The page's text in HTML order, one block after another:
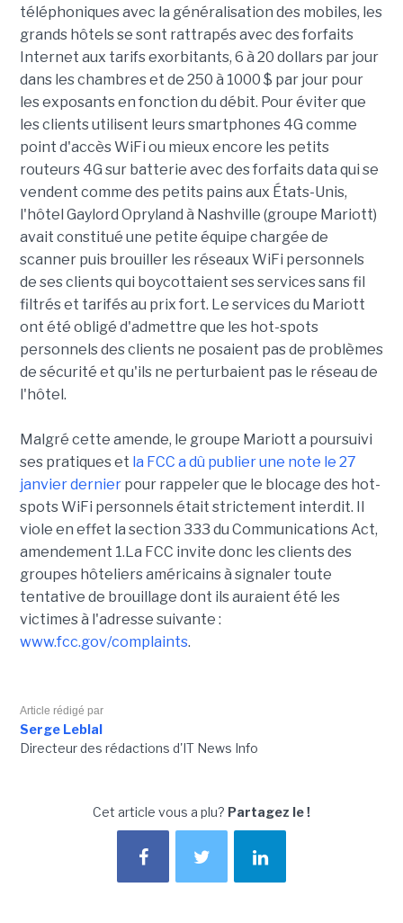
téléphoniques avec la généralisation des mobiles, les
grands hôtels se sont rattrapés avec des forfaits
Internet aux tarifs exorbitants, 6 à 20 dollars par jour
dans les chambres et de 250 à 1000 $ par jour pour
les exposants en fonction du débit. Pour éviter que
les clients utilisent leurs smartphones 4G comme
point d'accès WiFi ou mieux encore les petits
routeurs 4G sur batterie avec des forfaits data qui se
vendent comme des petits pains aux États-Unis,
l'hôtel Gaylord Opryland à Nashville (groupe Mariott)
avait constitué une petite équipe chargée de
scanner puis brouiller les réseaux WiFi personnels
de ses clients qui boycottaient ses services sans fil
filtrés et tarifés au prix fort. Le services du Mariott
ont été obligé d'admettre que les hot-spots
personnels des clients ne posaient pas de problèmes
de sécurité et qu'ils ne perturbaient pas le réseau de
l'hôtel.
Malgré cette amende, le groupe Mariott a poursuivi
ses pratiques et la FCC a dû publier une note le 27
janvier dernierpour rappeler que le blocage des hot-
spots WiFi personnels était strictement interdit. Il
viole en effet la section 333 du Communications Act,
amendement 1.La FCC invite donc les clients des
groupes hôteliers américains à signaler toute
tentative de brouillage dont ils auraient été les
victimes à l'adresse suivante :
www.fcc.gov/complaints.
Article rédigé par
Serge Leblal
Directeur des rédactions d'IT News Info
Cet article vous a plu? Partagez le !